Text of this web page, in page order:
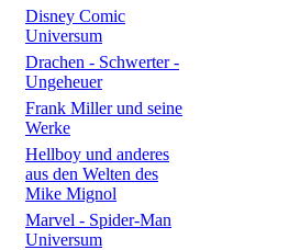
Disney Comic
Universum
Drachen - Schwerter -
Ungeheuer
Frank Miller und seine
Werke
Hellboy und anderes
aus den Welten des
Mike Mignol
Marvel - Spider-Man
Universum